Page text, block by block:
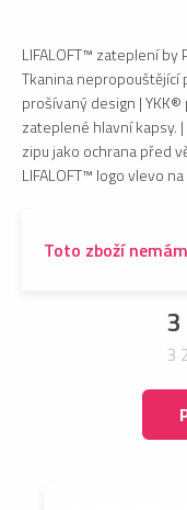
LIFALOFT™ zateplení
Tkanina nepropouštějící
prošívaný design |
zateplené hlavní kapsy.
zipu jako ochrana před
LIFALOFT™ logo vlevo
Toto zboží
3